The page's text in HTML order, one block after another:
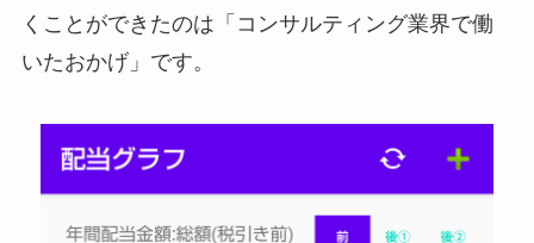
くことができたのは「コンサルティング業界で働
いたおかげ」です。